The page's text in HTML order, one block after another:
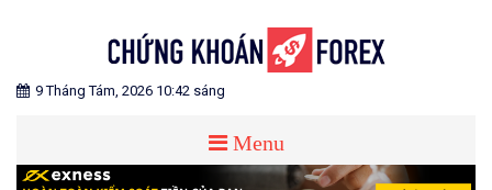
CHỨNG KHOÁN FOREX
Blog chia sẻ về Chứng Khoán và Forex
9 Tháng Tám, 2026 10:42 sáng
Menu